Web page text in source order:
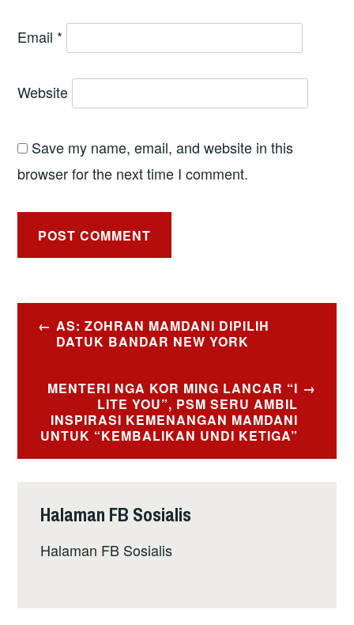
Email *
Website
Save my name, email, and website in this
browser for the next time I comment.
Post
navigation
AS: ZOHRAN MAMDANI DIPILIH
DATUK BANDAR NEW YORK
MENTERI NGA KOR MING LANCAR “I
LITE YOU”, PSM SERU AMBIL
INSPIRASI KEMENANGAN MAMDANI
UNTUK “KEMBALIKAN UNDI KETIGA”
Halaman FB Sosialis
Halaman FB Sosialis